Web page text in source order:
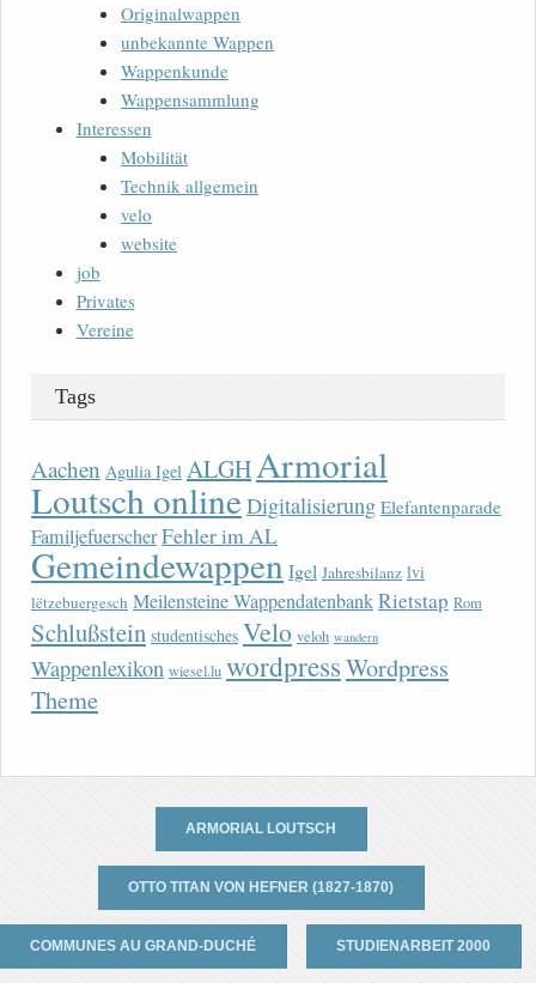
Originalwappen
unbekannte Wappen
Wappenkunde
Wappensammlung
Interessen
Mobilität
Technik allgemein
velo
website
job
Privates
Vereine
Tags
Aachen Agulia Igel ALGHArmorial
Loutsch onlineDigitalisierung Elefantenparade
FamiljefuerscherFehler im AL
Gemeindewappen Igel Jahresbilanz lvi
lëtzebuergesch Meilensteine WappendatenbankRietstap Rom
Schlußstein studentisches Velo veloh wandern
Wappenlexikon wiesel.lu wordpressWordpress
Theme
ARMORIAL LOUTSCH
OTTO TITAN VON HEFNER (1827-1870)
COMMUNES AU GRAND-DUCHÉ STUDIENARBEIT 2000